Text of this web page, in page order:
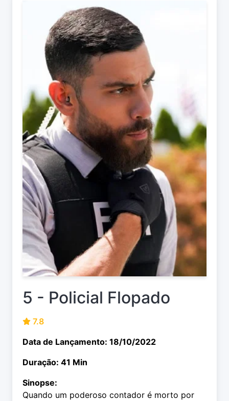
5 - Policial Flopado
7.8
Data de Lançamento: 18/10/2022
Duração: 41 Min
Sinopse:
Quando um poderoso contador é morto por